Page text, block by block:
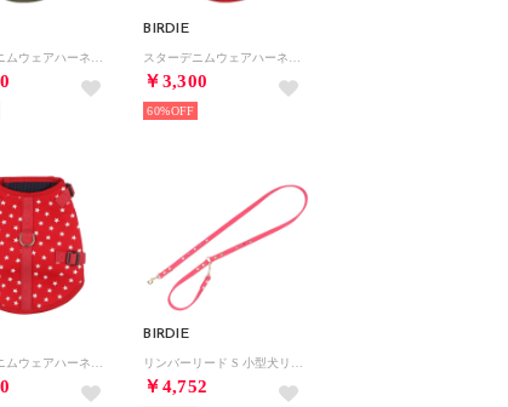
BIRDIE
￥3,300
60%
BIRDIE
￥4,752